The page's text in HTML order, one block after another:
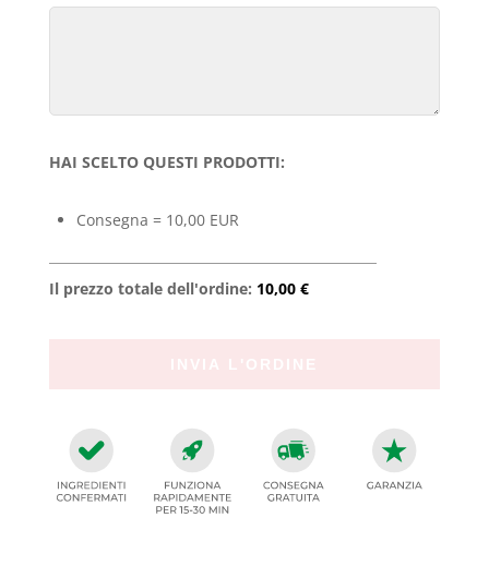
HAI SCELTO QUESTI PRODOTTI:
Consegna = 10,00 EUR
Il prezzo totale dell'ordine: 10,00 €